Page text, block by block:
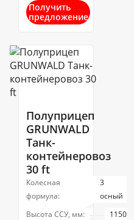
Получить
предложение
Полуприцеп
GRUNWALD
Танк-
контейнеровоз
30 ft
Колесная
формула:
3
осный
Высота ССУ, мм:
1150